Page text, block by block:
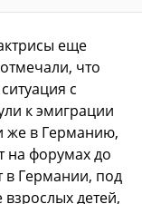
еще
что
с
к эмиграции
же в Германию,
на форумах до
в Германии, под
детей,